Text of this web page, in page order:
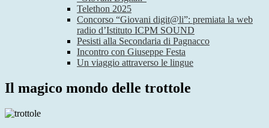
Telethon 2025
Concorso “Giovani digit@li”: premiata la web
radio d’Istituto ICPM SOUND
Pesisti alla Secondaria di Pagnacco
Incontro con Giuseppe Festa
Un viaggio attraverso le lingue
Il magico mondo delle trottole